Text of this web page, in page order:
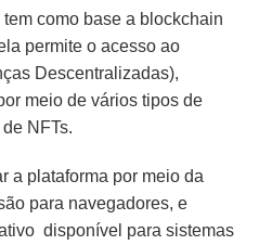
como base a blockchain
permite o acesso ao
Descentralizadas),
meio de vários tipos de
NFTs.
a plataforma por meio da
para navegadores, e
disponível para sistemas